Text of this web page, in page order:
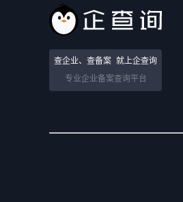
查企业、查备案 就上企查询
专业企业备案查询平台